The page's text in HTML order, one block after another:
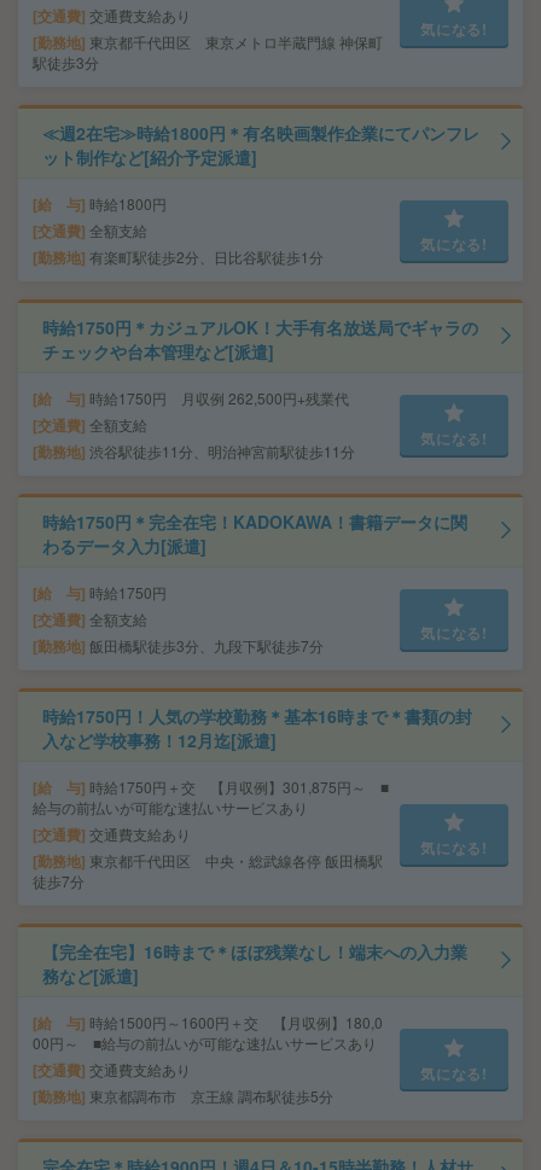
交通費 交通費支給あり
勤務地 東京都千代田区 東京メトロ半蔵門線 神保町
駅徒歩3分
気になる!
≪週2在宅≫時給1800円＊有名映画製作企業にてパンフレ
ット制作など[紹介予定派遣]
給 与 時給1800円
交通費 全額支給
勤務地 有楽町駅徒歩2分、日比谷駅徒歩1分
気になる!
時給1750円＊カジュアルOK！大手有名放送局でギャラの
チェックや台本管理など[派遣]
給 与 時給1750円 月収例 262,500円+残業代
交通費 全額支給
勤務地 渋谷駅徒歩11分、明治神宮前駅徒歩11分
気になる!
時給1750円＊完全在宅！KADOKAWA！書籍データに関
わるデータ入力[派遣]
給 与 時給1750円
交通費 全額支給
勤務地 飯田橋駅徒歩3分、九段下駅徒歩7分
気になる!
時給1750円！人気の学校勤務＊基本16時まで＊書類の封
入など学校事務！12月迄[派遣]
給 与 時給1750円＋交 【月収例】301,875円～ ■
給与の前払いが可能な速払いサービスあり
交通費 交通費支給あり
勤務地 東京都千代田区 中央・総武線各停 飯田橋駅
徒歩7分
気になる!
【完全在宅】16時まで＊ほぼ残業なし！端末への入力業
務など[派遣]
給 与 時給1500円～1600円＋交 【月収例】180,0
00円～ ■給与の前払いが可能な速払いサービスあり
交通費 交通費支給あり
勤務地 東京都調布市 京王線 調布駅徒歩5分
気になる!